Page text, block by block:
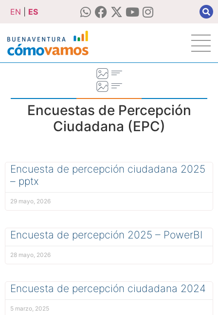
EN ES
Encuestas de Percepción
Ciudadana (EPC)
Encuesta de percepción ciudadana 2025
– pptx
29 mayo, 2026
Encuesta de percepción 2025 – PowerBI
28 mayo, 2026
Encuesta de percepción ciudadana 2024
5 marzo, 2025